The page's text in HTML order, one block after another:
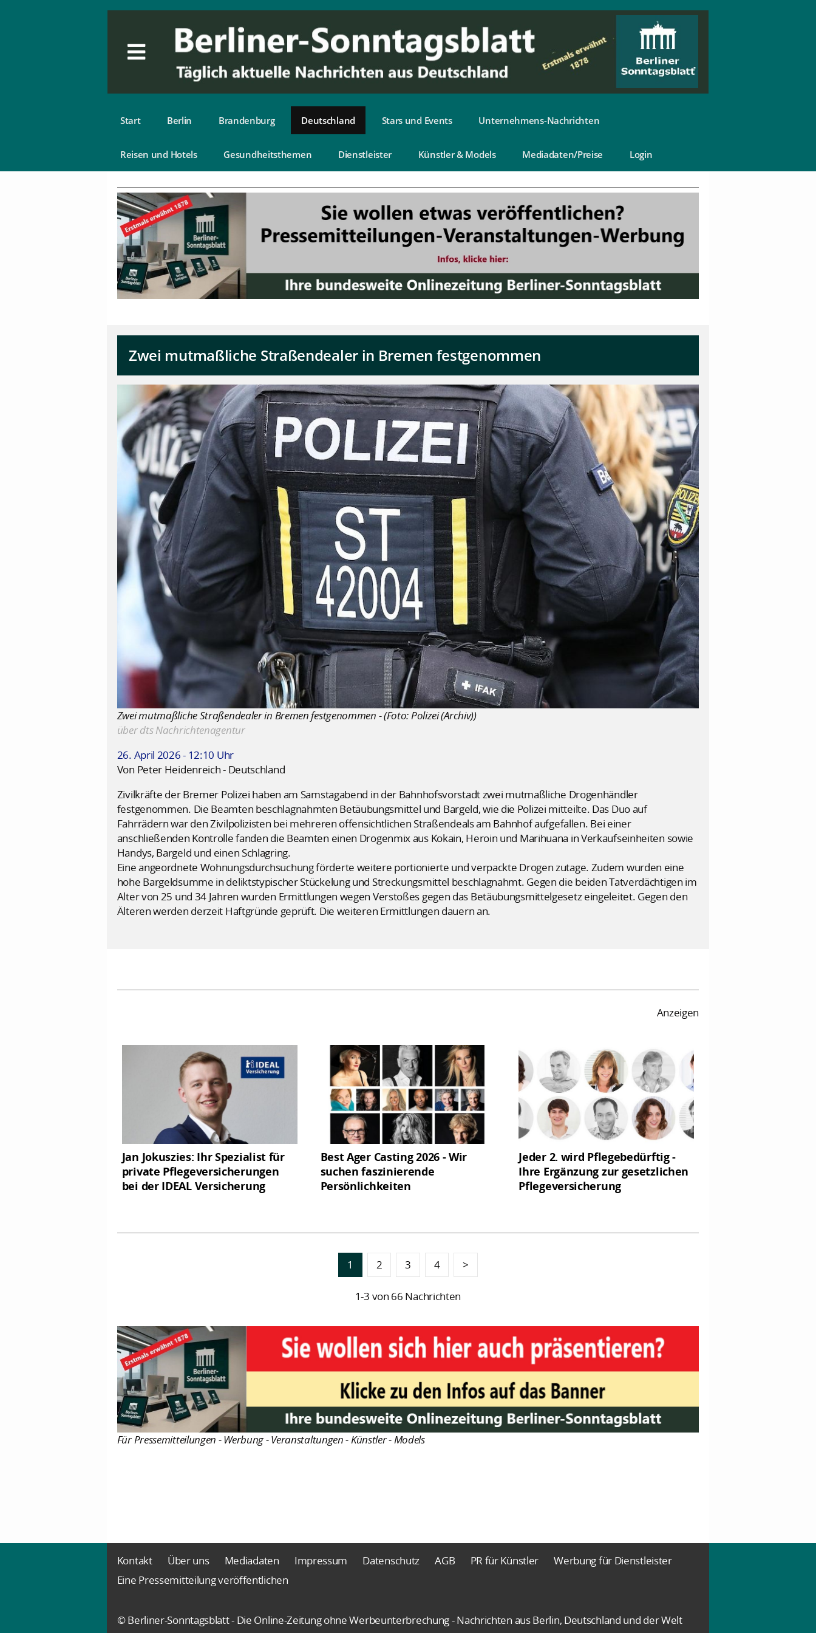
Start Berlin Brandenburg Deutschland Stars und Events Unternehmens-Nachrichten
Reisen und Hotels Gesundheitsthemen Dienstleister Künstler & Models Mediadaten/Preise Login
Zwei mutmaßliche Straßendealer in Bremen festgenommen
Zwei mutmaßliche Straßendealer in Bremen festgenommen - (Foto: Polizei (Archiv))
über dts Nachrichtenagentur
26. April 2026 - 12:10 Uhr
Von Peter Heidenreich - Deutschland
Zivilkräfte der Bremer Polizei haben am Samstagabend in der Bahnhofsvorstadt zwei mutmaßliche Drogenhändler
festgenommen. Die Beamten beschlagnahmten Betäubungsmittel und Bargeld, wie die Polizei mitteilte. Das Duo auf
Fahrrädern war den Zivilpolizisten bei mehreren offensichtlichen Straßendeals am Bahnhof aufgefallen. Bei einer
anschließenden Kontrolle fanden die Beamten einen Drogenmix aus Kokain, Heroin und Marihuana in Verkaufseinheiten sowie
Handys, Bargeld und einen Schlagring.
Eine angeordnete Wohnungsdurchsuchung förderte weitere portionierte und verpackte Drogen zutage. Zudem wurden eine
hohe Bargeldsumme in deliktstypischer Stückelung und Streckungsmittel beschlagnahmt. Gegen die beiden Tatverdächtigen im
Alter von 25 und 34 Jahren wurden Ermittlungen wegen Verstoßes gegen das Betäubungsmittelgesetz eingeleitet. Gegen den
Älteren werden derzeit Haftgründe geprüft. Die weiteren Ermittlungen dauern an.
Anzeigen
Jan Jokuszies: Ihr Spezialist für
private Pflegeversicherungen
bei der IDEAL Versicherung
Best Ager Casting 2026 - Wir
suchen faszinierende
Persönlichkeiten
Jeder 2. wird Pflegebedürftig -
Ihre Ergänzung zur gesetzlichen
Pflegeversicherung
1 2 3 4 >
1-3 von 66 Nachrichten
Für Pressemitteilungen - Werbung - Veranstaltungen - Künstler - Models
Kontakt Über uns Mediadaten Impressum Datenschutz AGB PR für Künstler
Werbung für Dienstleister
Eine Pressemitteilung veröffentlichen
© Berliner-Sonntagsblatt - Die Online-Zeitung ohne Werbeunterbrechung - Nachrichten aus Berlin, Deutschland und der Welt